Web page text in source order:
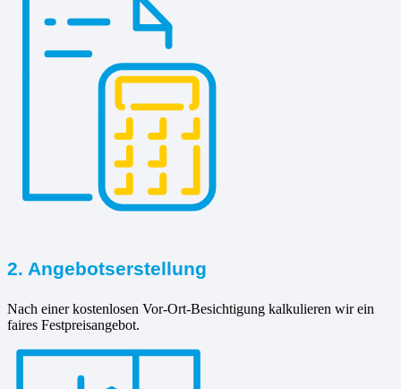
2. Angebotserstellung
Nach einer kostenlosen Vor-Ort-Besichtigung kalkulieren wir ein
faires Festpreisangebot.